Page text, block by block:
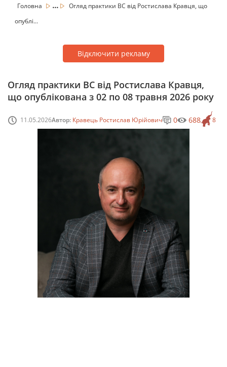
Головна ...
Огляд практики ВС від Ростислава Кравця, що
опублі...
Відключити рекламу
Огляд практики ВС від Ростислава Кравця,
що опублікована з 02 по 08 травня 2026 року
11.05.2026Автор: Кравець Ростислав Юрійович 8
0 688